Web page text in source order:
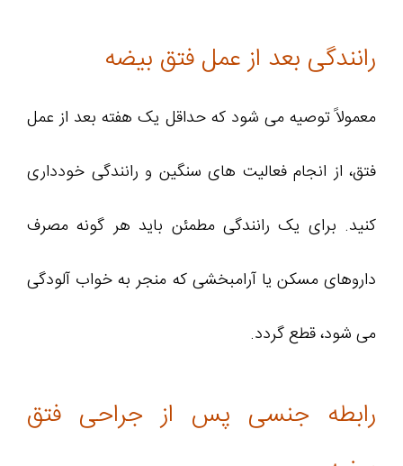
رانندگی بعد از عمل فتق بیضه
معمولاً توصیه می شود که حداقل یک هفته بعد از عمل
فتق، از انجام فعالیت های سنگین و رانندگی خودداری
کنید. برای یک رانندگی مطمئن باید هر گونه مصرف
داروهای مسکن یا آرامبخشی که منجر به خواب آلودگی
می شود، قطع گردد.
رابطه جنسی پس از جراحی فتق